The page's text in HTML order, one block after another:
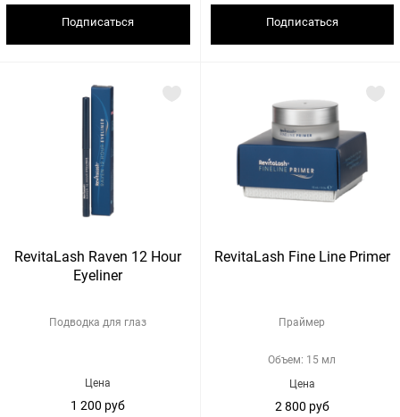
Подписаться Подписаться
RevitaLash Raven 12 Hour
Eyeliner
Подводка для глаз
Цена
1 200 руб
RevitaLash Fine Line Primer
Праймер
Объем: 15 мл
Цена
2 800 руб